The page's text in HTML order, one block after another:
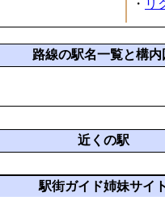
・ リ
路線の駅名一覧と構内
近くの駅
駅街ガイド姉妹サイ